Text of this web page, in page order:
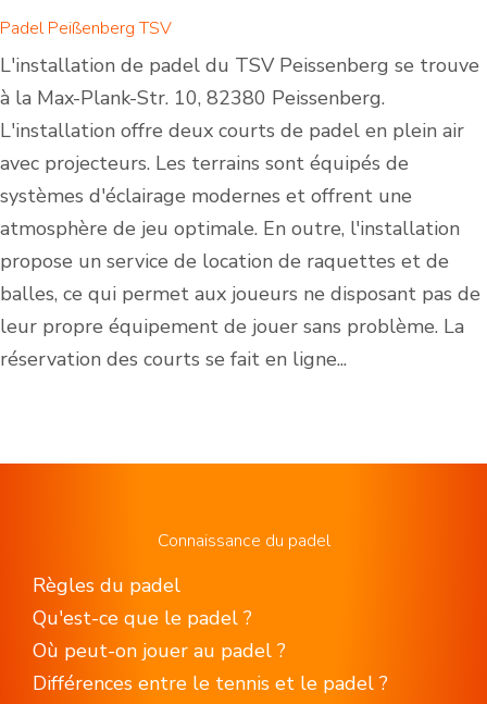
Padel Peißenberg TSV
L'installation de padel du TSV Peissenberg se trouve
à la Max-Plank-Str. 10, 82380 Peissenberg.
L'installation offre deux courts de padel en plein air
avec projecteurs. Les terrains sont équipés de
systèmes d'éclairage modernes et offrent une
atmosphère de jeu optimale. En outre, l'installation
propose un service de location de raquettes et de
balles, ce qui permet aux joueurs ne disposant pas de
leur propre équipement de jouer sans problème. La
réservation des courts se fait en ligne...
Connaissance du padel
Règles du padel
Qu'est-ce que le padel ?
Où peut-on jouer au padel ?
Différences entre le tennis et le padel ?